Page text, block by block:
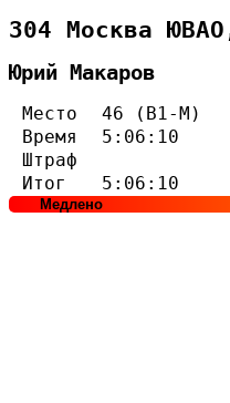
304 Москва
Юрий Макаров
Место 46 (В1-М)
Время
5:06:10
Штраф
Итог
5:06:10
Медлено